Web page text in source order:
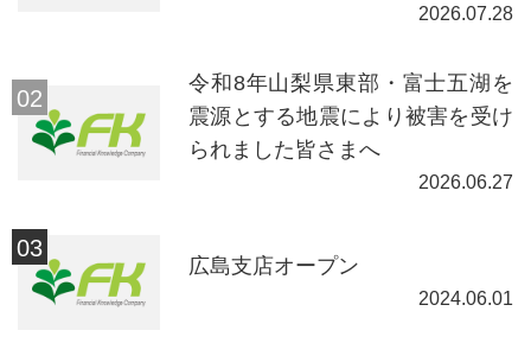
2026.07.28
令和8年山梨県東部・富士五湖を
震源とする地震により被害を受け
られました皆さまへ
2026.06.27
広島支店オープン
2024.06.01